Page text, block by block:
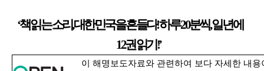
‘책 읽는 소리, 대한민국을 흔들다! 하루 20분씩, 일 년에
12권 읽기!’
이 해명보도자료와 관련하여 보다 자세한 내